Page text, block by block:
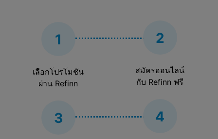
เปรียบเทียบไม่ว่าในทางใดๆ ไม่ได้แนะ กล่าวโดยนัย พิสูจน์
บริการของผู้ให้บริการ ซึ่งรวมถึง คุณภาพหรือความ
เหมาะสมของผลิตภัณฑ์หรือบริการสำหรับการใช้งาน
หากในท้ายที่สุด ท่านตัดสินใจที่จะซื้อผลิตภัณฑ์หรือบริการ
1
เลือกโปรโมชัน
ผ่าน Refinn
2
สมัครออนไลน์
กับ Refinn ฟรี
3 4